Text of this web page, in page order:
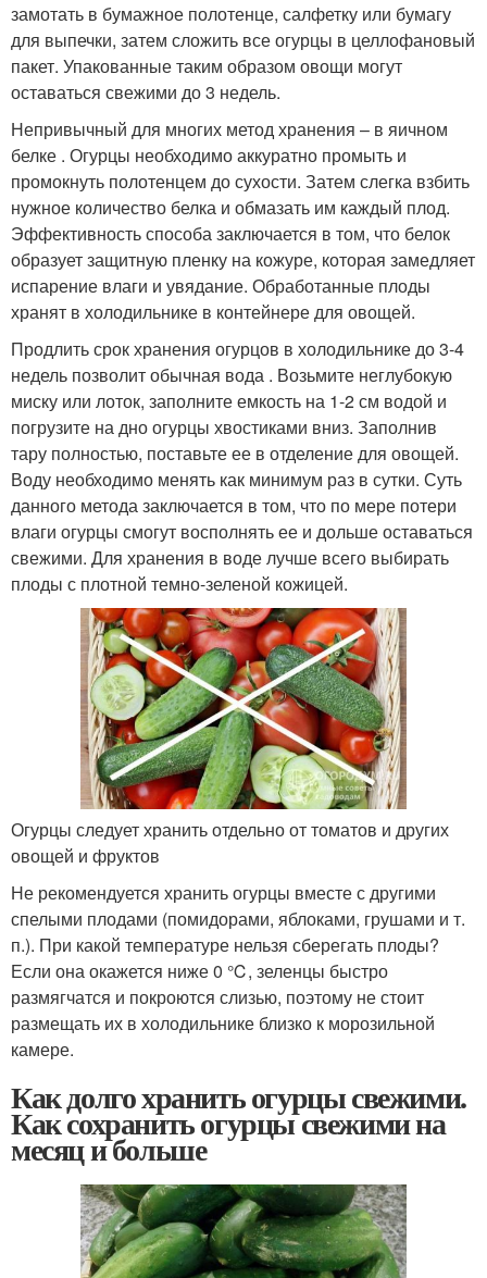
замотать в бумажное полотенце, салфетку или бумагу
для выпечки, затем сложить все огурцы в целлофановый
пакет. Упакованные таким образом овощи могут
оставаться свежими до 3 недель.
Непривычный для многих метод хранения – в яичном
белке . Огурцы необходимо аккуратно промыть и
промокнуть полотенцем до сухости. Затем слегка взбить
нужное количество белка и обмазать им каждый плод.
Эффективность способа заключается в том, что белок
образует защитную пленку на кожуре, которая замедляет
испарение влаги и увядание. Обработанные плоды
хранят в холодильнике в контейнере для овощей.
Продлить срок хранения огурцов в холодильнике до 3-4
недель позволит обычная вода . Возьмите неглубокую
миску или лоток, заполните емкость на 1-2 см водой и
погрузите на дно огурцы хвостиками вниз. Заполнив
тару полностью, поставьте ее в отделение для овощей.
Воду необходимо менять как минимум раз в сутки. Суть
данного метода заключается в том, что по мере потери
влаги огурцы смогут восполнять ее и дольше оставаться
свежими. Для хранения в воде лучше всего выбирать
плоды с плотной темно-зеленой кожицей.
Огурцы следует хранить отдельно от томатов и других
овощей и фруктов
Не рекомендуется хранить огурцы вместе с другими
спелыми плодами (помидорами, яблоками, грушами и т.
п.). При какой температуре нельзя сберегать плоды?
Если она окажется ниже 0 ℃, зеленцы быстро
размягчатся и покроются слизью, поэтому не стоит
размещать их в холодильнике близко к морозильной
камере.
Как долго хранить огурцы свежими.
Как сохранить огурцы свежими на
месяц и больше